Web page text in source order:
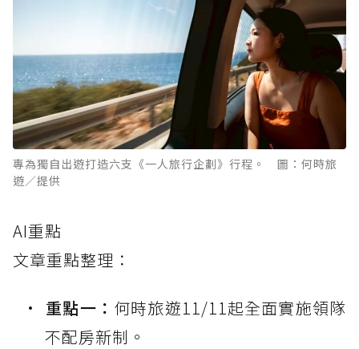
專為獨自出遊打造六支《一人旅行企劃》行程。 圖：何時旅
遊／提供
AI重點
文章重點整理：
重點一： 何時旅遊11/11起全面實施領隊
不配房新制。